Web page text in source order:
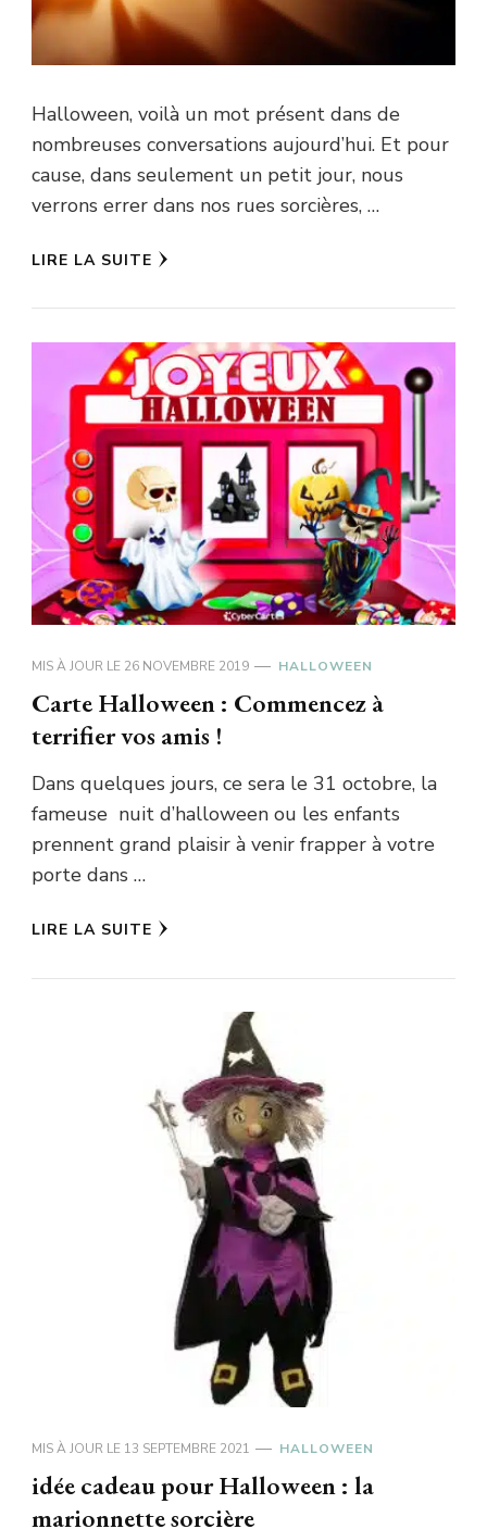
Halloween, voilà un mot présent dans de
nombreuses conversations aujourd’hui. Et pour
cause, dans seulement un petit jour, nous
verrons errer dans nos rues sorcières, …
LIRE LA SUITE
MIS À JOUR LE 26 NOVEMBRE 2019 HALLOWEEN
Carte Halloween : Commencez à
terrifier vos amis !
Dans quelques jours, ce sera le 31 octobre, la
fameuse nuit d’halloween ou les enfants
prennent grand plaisir à venir frapper à votre
porte dans …
LIRE LA SUITE
MIS À JOUR LE 13 SEPTEMBRE 2021 HALLOWEEN
idée cadeau pour Halloween : la
marionnette sorcière